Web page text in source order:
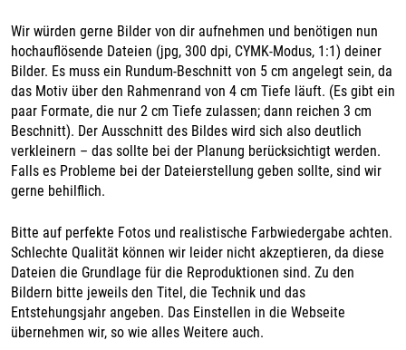
Wir würden gerne Bilder von dir aufnehmen und benötigen nun
hochauflösende Dateien (jpg, 300 dpi, CYMK-Modus, 1:1) deiner
Bilder. Es muss ein Rundum-Beschnitt von 5 cm angelegt sein, da
das Motiv über den Rahmenrand von 4 cm Tiefe läuft. (Es gibt ein
paar Formate, die nur 2 cm Tiefe zulassen; dann reichen 3 cm
Beschnitt). Der Ausschnitt des Bildes wird sich also deutlich
verkleinern – das sollte bei der Planung berücksichtigt werden.
Falls es Probleme bei der Dateierstellung geben sollte, sind wir
gerne behilflich.
Bitte auf perfekte Fotos und realistische Farbwiedergabe achten.
Schlechte Qualität können wir leider nicht akzeptieren, da diese
Dateien die Grundlage für die Reproduktionen sind. Zu den
Bildern bitte jeweils den Titel, die Technik und das
Entstehungsjahr angeben. Das Einstellen in die Webseite
übernehmen wir, so wie alles Weitere auch.